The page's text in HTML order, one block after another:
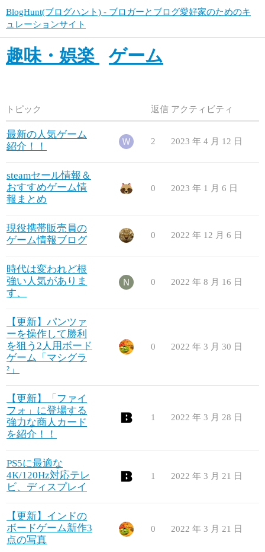
BlogHunt(ブログハント) - ブロガーとブログ愛好家のためのキ
ュレーションサイト
趣味・娯楽 ゲーム
トピック 返信 アクティビティ
最新の人気ゲーム
紹介！！
2 2023 年 4 月 12 日
steamセール情報＆
おすすめゲーム情
報まとめ
0 2023 年 1 月 6 日
現役携帯販売員の
ゲーム情報ブログ
0 2022 年 12 月 6 日
時代は変われど根
強い人気がありま
す、
0 2022 年 8 月 16 日
【更新】パンツァ
ーを操作して勝利
を狙う2人用ボード
ゲーム「マシグラ
²」
0 2022 年 3 月 30 日
【更新】「ファイ
フォ」に登場する
強力な商人カード
を紹介！！
1 2022 年 3 月 28 日
PS5に最適な
4K/120Hz対応テレ
ビ、ディスプレイ
1 2022 年 3 月 21 日
【更新】インドの
ボードゲーム新作3
点の写真
0 2022 年 3 月 21 日